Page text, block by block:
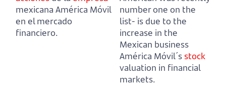
mexicana América Móvil
en el mercado
financiero.
number one on the
list- is due to the
increase in the
Mexican business
América Móvil´s stock
valuation in financial
markets.